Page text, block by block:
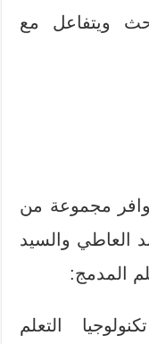
ويتفاعل مع
مجموعة من
والسيد
المدمج:
التعلم